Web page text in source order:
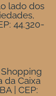
lado dos
44.320-
Shopping
da Caixa
| CEP: